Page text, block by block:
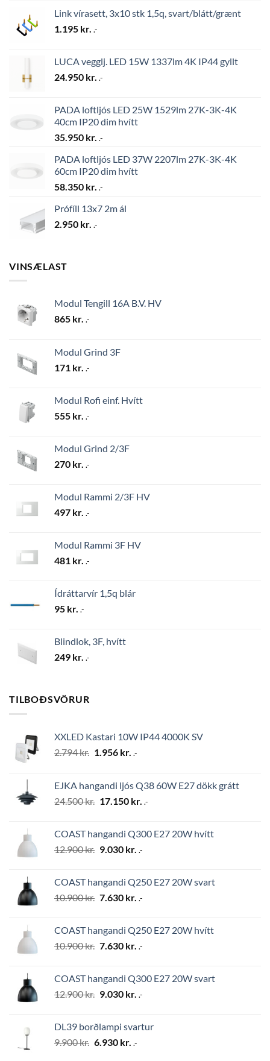
Link vírasett, 3x10 stk 1,5q, svart/blátt/grænt
1.195 kr. .-
LUCA vegglj. LED 15W 1337lm 4K IP44 gyllt
24.950 kr. .-
PADA loftljós LED 25W 1529lm 27K-3K-4K
40cm IP20 dim hvítt
35.950 kr. .-
PADA loftljós LED 37W 2207lm 27K-3K-4K
60cm IP20 dim hvítt
58.350 kr. .-
Prófíll 13x7 2m ál
2.950 kr. .-
VINSÆLAST
Modul Tengill 16A B.V. HV
865 kr. .-
Modul Grind 3F
171 kr. .-
Modul Rofi einf. Hvítt
555 kr. .-
Modul Grind 2/3F
270 kr. .-
Modul Rammi 2/3F HV
497 kr. .-
Modul Rammi 3F HV
481 kr. .-
Ídráttarvír 1,5q blár
95 kr. .-
Blindlok, 3F, hvítt
249 kr. .-
TILBOÐSVÖRUR
XXLED Kastari 10W IP44 4000K SV
2.794kr. Original
2.794 kr..
1.956 kr. Current
1.956 kr..
.-
EJKA hangandi ljós Q38 60W E27 dökk grátt
24.500kr. Original
24.500 kr..
17.150 kr. Current
17.150 kr..
.-
COAST hangandi Q300 E27 20W hvítt
12.900kr. Original
12.900 kr..
9.030 kr. Current
9.030 kr..
.-
COAST hangandi Q250 E27 20W svart
10.900kr. Original
10.900 kr..
7.630 kr. Current
7.630 kr..
.-
COAST hangandi Q250 E27 20W hvítt
10.900kr. Original
10.900 kr..
7.630 kr. Current
7.630 kr..
.-
COAST hangandi Q300 E27 20W svart
12.900kr. Original
12.900 kr..
9.030 kr. Current
9.030 kr..
.-
DL39 borðlampi svartur
9.900kr. Original
6.930 kr. Current
.-